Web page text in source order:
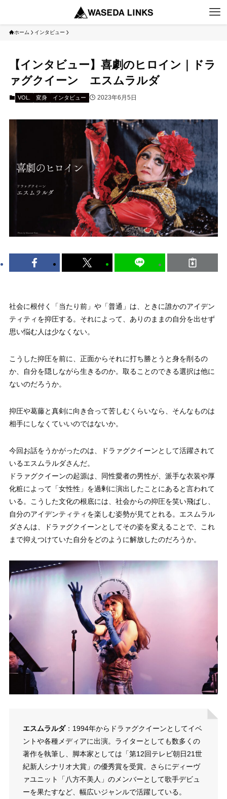
ホーム インタビュー
【インタビュー】喜劇のヒロイン｜ドラ
ァグクイーン エスムラルダ
VOL. 変身 インタビュー 2023年6月5日
社会に根付く「当たり前」や「普通」は、ときに誰かのアイデン
ティティを抑圧する。それによって、ありのままの自分を出せず
思い悩む人は少なくない。
こうした抑圧を前に、正面からそれに打ち勝とうと身を削るの
か、自分を隠しながら生きるのか。取ることのできる選択は他に
ないのだろうか。
抑圧や葛藤と真剣に向き合って苦しむくらいなら、そんなものは
相手にしなくていいのではないか。
今回お話をうかがったのは、ドラァグクイーンとして活躍されて
いるエスムラルダさんだ。
ドラァグクイーンの起源は、同性愛者の男性が、派手な衣装や厚
化粧によって「女性性」を過剰に演出したことにあると言われて
いる。こうした文化の根底には、社会からの抑圧を笑い飛ばし、
自分のアイデンティティを楽しむ姿勢が見てとれる。エスムラル
ダさんは、ドラァグクイーンとしてその姿を変えることで、これ
まで抑えつけていた自分をどのように解放したのだろうか。
エスムラルダ：1994年からドラァグクイーンとしてイベ
ントや各種メディアに出演。ライターとしても数多くの
著作を執筆し、脚本家としては「第12回テレビ朝日21世
紀新人シナリオ大賞」の優秀賞を受賞。さらにディーヴ
ァユニット「八方不美人」のメンバーとして歌手デビュ
ーを果たすなど、幅広いジャンルで活躍している。